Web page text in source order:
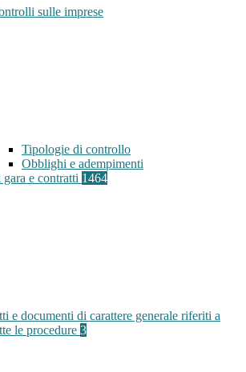
sulle imprese
Tipologie di controllo
Obblighi e adempimenti
e contratti 1464
e documenti di carattere generale riferiti a
le procedure 3